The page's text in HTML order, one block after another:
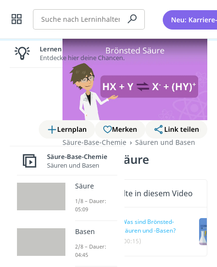
Suche Neu:
Lernplan Merken
Link teilen
Säure-Base-Chemie
Säuren und Basen
Brönsted Säure
Wichtige Inhalte in diesem Video
Was sind Brönsted-
Säuren und -Basen?
(00:15)
Lernen lohnt sich!
Entdecke hier deine Chancen.
Säure-Base-Chemie
Säuren und Basen
Säure
1/8 – Dauer:
05:09
Basen
2/8 – Dauer:
04:45